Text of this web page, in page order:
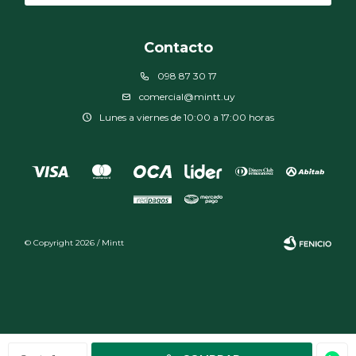
Contacto
098 87 30 17
comercial@mintt.uy
Lunes a viernes de 10:00 a 17:00 horas
© Copyright 2026 / Mintt